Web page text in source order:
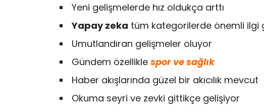
Yeni gelişmelerde hız oldukça arttı
Yapay zeka tüm kategorilerde önemli ilgi
Umutlandıran gelişmeler oluyor
Gündem özellikle spor ve sağlık
Haber akışlarında güzel bir akıcılık mevcut
Okuma seyri ve zevki gittikçe gelişiyor